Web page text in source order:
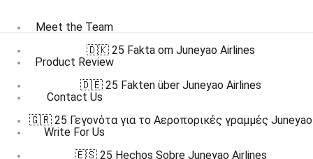
Meet the Team
Product Review
Contact Us
Write For Us
🇩🇰 25 Fakta om Juneyao Airlines
🇩🇪 25 Fakten über Juneyao Airlines
🇬🇷 25 Γεγονότα για το Αεροπορικές γραμμές Juneyao
🇪🇸 25 Hechos Sobre Juneyao Airlines